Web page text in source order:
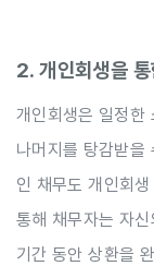
2. 개인회생을
개인회생은 일정한
나머지를 탕감받을
인 채무도 개인회
통해 채무자는 자
기간 동안 상환을